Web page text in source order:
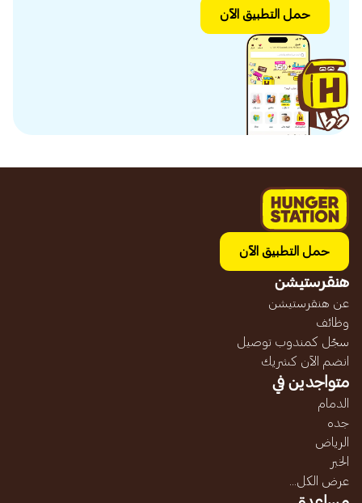
حمل التطبيق الآن
حمل التطبيق الآن
هنقرستيشن
عن هنقرستيشن
وظائف
سجّل كمندوب توصيل
انضم الآن كشريك
متواجدين في
الدمام
جده
الرياض
الخبر
عرض الكل...